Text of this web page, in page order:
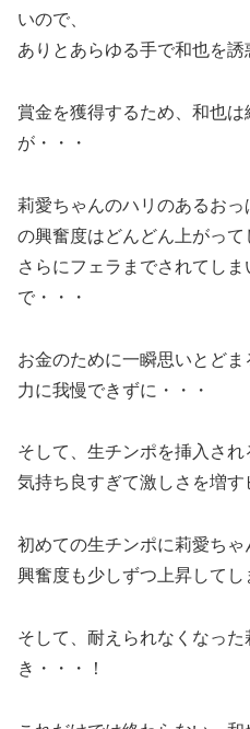
いので、
ありとあらゆる手で和也を誘
賞金を獲得するため、和也
が・・・
莉愛ちゃんのハリのあるお
の興奮度はどんどん上がって
さらにフェラまでされてし
で・・・
お金のために一瞬思いとど
力に我慢できずに・・・
そして、生チンポを挿入され
気持ち良すぎて激しさを増す
初めての生チンポに莉愛ち
興奮度も少しずつ上昇してし
そして、耐えられなくなっ
き・・・！